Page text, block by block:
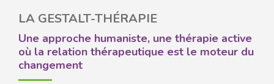
LA GESTALT-THÉRAPIE
Une approche humaniste, une thérapie active
où la relation thérapeutique est le moteur du
changement